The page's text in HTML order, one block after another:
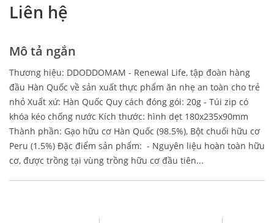
Liên hệ
Mô tả ngắn
Thương hiệu: DDODDOMAM - Renewal Life, tập đoàn hàng
đầu Hàn Quốc về sản xuất thực phẩm ăn nhẹ an toàn cho trẻ
nhỏ Xuất xứ: Hàn Quốc Quy cách đóng gói: 20g - Túi zip có
khóa kéo chống nước Kích thước: hình dẹt 180x235x90mm
Thành phần: Gạo hữu cơ Hàn Quốc (98.5%), Bột chuối hữu cơ
Peru (1.5%) Đặc điểm sản phẩm: - Nguyên liệu hoàn toàn hữu
cơ, được trồng tại vùng trồng hữu cơ đầu tiên...